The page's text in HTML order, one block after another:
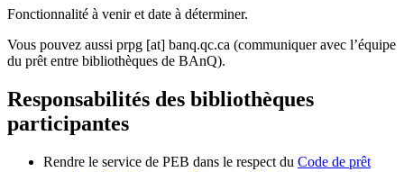
Fonctionnalité à venir et date à déterminer.
Vous pouvez aussi prpg [at] banq.qc.ca (communiquer avec l’équipe
du prêt entre bibliothèques de BAnQ).
Responsabilités des bibliothèques
participantes
Rendre le service de PEB dans le respect du Code de prêt